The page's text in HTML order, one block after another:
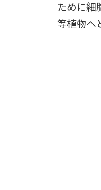
ために細
等植物へ